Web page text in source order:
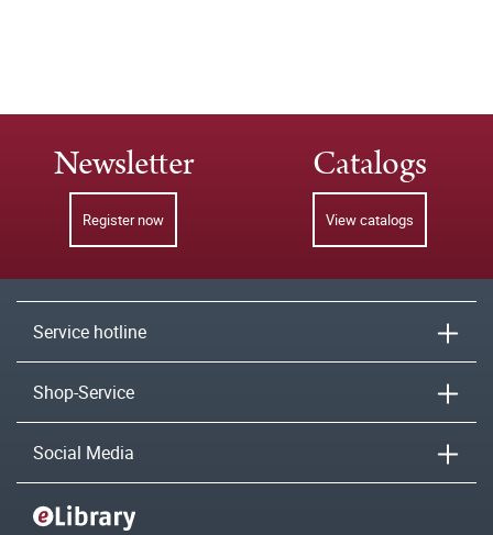
Newsletter
Register now
Catalogs
View catalogs
Service hotline
Shop-Service
Social Media